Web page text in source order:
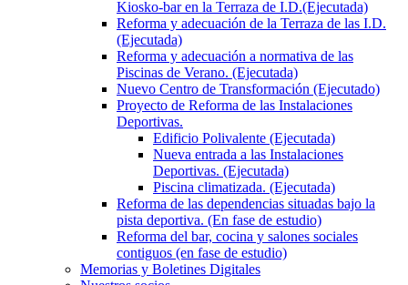
Kiosko-bar en la Terraza de I.D.(Ejecutada)
Reforma y adecuación de la Terraza de las I.D.
(Ejecutada)
Reforma y adecuación a normativa de las
Piscinas de Verano. (Ejecutada)
Nuevo Centro de Transformación (Ejecutado)
Proyecto de Reforma de las Instalaciones
Deportivas.
Edificio Polivalente (Ejecutada)
Nueva entrada a las Instalaciones
Deportivas. (Ejecutada)
Piscina climatizada. (Ejecutada)
Reforma de las dependencias situadas bajo la
pista deportiva. (En fase de estudio)
Reforma del bar, cocina y salones sociales
contiguos (en fase de estudio)
Memorias y Boletines Digitales